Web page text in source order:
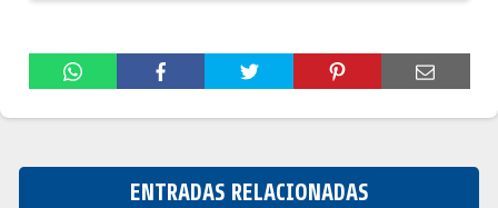
ENTRADAS RELACIONADAS